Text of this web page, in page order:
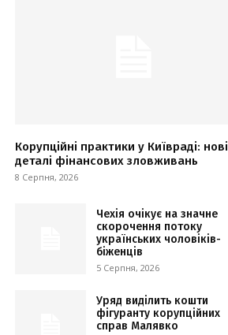
Корупційні практики у Київраді: нові
деталі фінансових зловживань
8 Серпня, 2026
Чехія очікує на значне
скорочення потоку
українських чоловіків-
біженців
5 Серпня, 2026
Уряд виділить кошти
фігуранту корупційних
справ Малявко